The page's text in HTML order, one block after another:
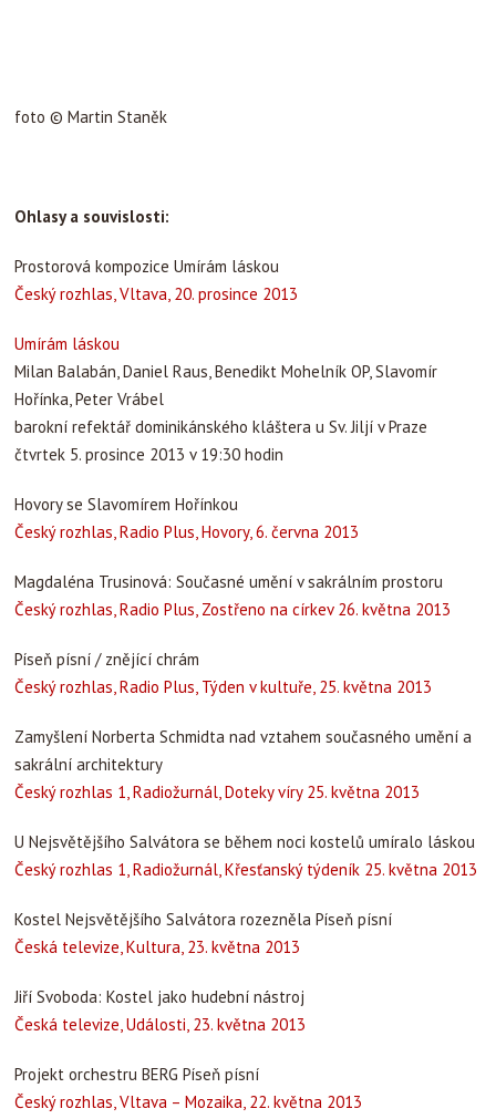
foto © Martin Staněk
Ohlasy a souvislosti:
Prostorová kompozice Umírám láskou
Český rozhlas, Vltava, 20. prosince 2013
Umírám láskou
Milan Balabán, Daniel Raus, Benedikt Mohelník OP, Slavomír
Hořínka, Peter Vrábel
barokní refektář dominikánského kláštera u Sv. Jiljí v Praze
čtvrtek 5. prosince 2013 v 19:30 hodin
Hovory se Slavomírem Hořínkou
Český rozhlas, Radio Plus, Hovory, 6. června 2013
Magdaléna Trusinová: Současné umění v sakrálním prostoru
Český rozhlas, Radio Plus, Zostřeno na církev 26. května 2013
Píseň písní / znějící chrám
Český rozhlas, Radio Plus, Týden v kultuře, 25. května 2013
Zamyšlení Norberta Schmidta nad vztahem současného umění a
sakrální architektury
Český rozhlas 1, Radiožurnál, Doteky víry 25. května 2013
U Nejsvětějšího Salvátora se během noci kostelů umíralo láskou
Český rozhlas 1, Radiožurnál, Křesťanský týdeník 25. května 2013
Kostel Nejsvětějšího Salvátora rozezněla Píseň písní
Česká televize, Kultura, 23. května 2013
Jiří Svoboda: Kostel jako hudební nástroj
Česká televize, Události, 23. května 2013
Projekt orchestru BERG Píseň písní
Český rozhlas, Vltava – Mozaika, 22. května 2013